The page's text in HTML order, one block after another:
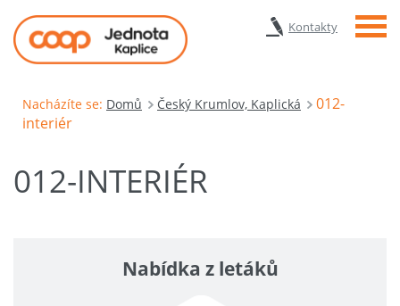
Kontakty Menu
Nacházíte se: Domů Český Krumlov, Kaplická
012-
interiér
012-INTERIÉR
Nabídka z letáků